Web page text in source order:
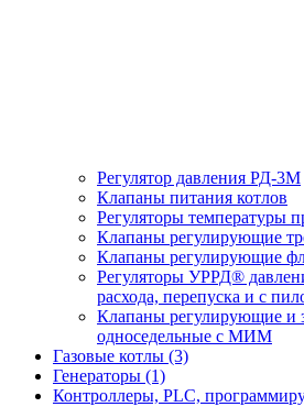
Регулятор давления РД-3М
Клапаны питания котлов
Регуляторы температуры
Клапаны регулирующие
Клапаны регулирующие
Регуляторы УРРД®
расхода, перепуска и с
Клапаны регулирующие и
односедельные с МИМ
Газовые котлы (3)
Генераторы (1)
Контроллеры, PLС,